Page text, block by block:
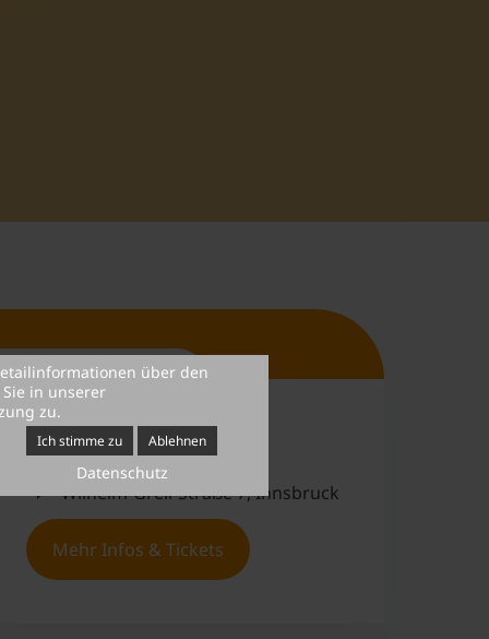
Short Facts
16. & 17.10.2019
Wilhelm-Greil-Straße 7, Innsbruck
Mehr Infos & Tickets
über den
in unserer
zu.
Ich stimme zu Ablehnen
Datenschutz